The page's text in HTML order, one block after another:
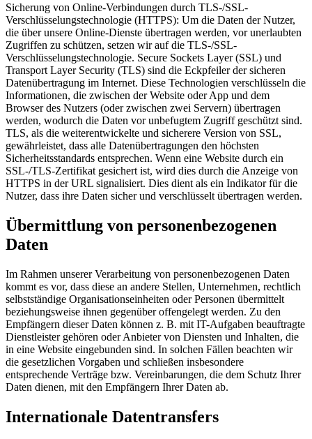
Sicherung von Online-Verbindungen durch TLS-/SSL-
Verschlüsselungstechnologie (HTTPS): Um die Daten der Nutzer,
die über unsere Online-Dienste übertragen werden, vor unerlaubten
Zugriffen zu schützen, setzen wir auf die TLS-/SSL-
Verschlüsselungstechnologie. Secure Sockets Layer (SSL) und
Transport Layer Security (TLS) sind die Eckpfeiler der sicheren
Datenübertragung im Internet. Diese Technologien verschlüsseln die
Informationen, die zwischen der Website oder App und dem
Browser des Nutzers (oder zwischen zwei Servern) übertragen
werden, wodurch die Daten vor unbefugtem Zugriff geschützt sind.
TLS, als die weiterentwickelte und sicherere Version von SSL,
gewährleistet, dass alle Datenübertragungen den höchsten
Sicherheitsstandards entsprechen. Wenn eine Website durch ein
SSL-/TLS-Zertifikat gesichert ist, wird dies durch die Anzeige von
HTTPS in der URL signalisiert. Dies dient als ein Indikator für die
Nutzer, dass ihre Daten sicher und verschlüsselt übertragen werden.
Übermittlung von personenbezogenen
Daten
Im Rahmen unserer Verarbeitung von personenbezogenen Daten
kommt es vor, dass diese an andere Stellen, Unternehmen, rechtlich
selbstständige Organisationseinheiten oder Personen übermittelt
beziehungsweise ihnen gegenüber offengelegt werden. Zu den
Empfängern dieser Daten können z. B. mit IT-Aufgaben beauftragte
Dienstleister gehören oder Anbieter von Diensten und Inhalten, die
in eine Website eingebunden sind. In solchen Fällen beachten wir
die gesetzlichen Vorgaben und schließen insbesondere
entsprechende Verträge bzw. Vereinbarungen, die dem Schutz Ihrer
Daten dienen, mit den Empfängern Ihrer Daten ab.
Internationale Datentransfers